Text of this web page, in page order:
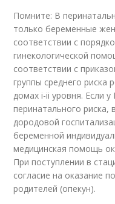
Помните: В
только беременные
соответствии с
гинекологической
соответствии с
группы среднего
домах i-ii уровня. Если
перинатального риска,
дородовой
беременной
медицинская помощь
При поступлении в
согласие на оказание
родителей (опекун).